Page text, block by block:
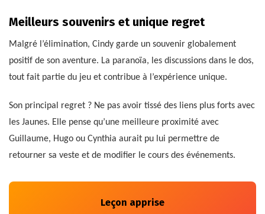
Meilleurs souvenirs et unique regret
Malgré l’élimination, Cindy garde un souvenir globalement
positif de son aventure. La paranoïa, les discussions dans le dos,
tout fait partie du jeu et contribue à l’expérience unique.
Son principal regret ? Ne pas avoir tissé des liens plus forts avec
les Jaunes. Elle pense qu’une meilleure proximité avec
Guillaume, Hugo ou Cynthia aurait pu lui permettre de
retourner sa veste et de modifier le cours des événements.
Leçon apprise